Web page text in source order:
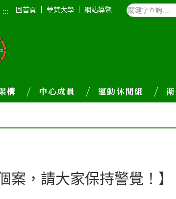
::: 回首頁 華梵大學 網站導覽
構 中心成員 運動休閒組
案，請大家保持警覺！】